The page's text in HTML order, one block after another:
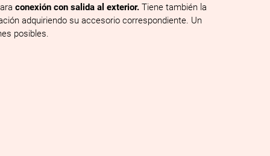
conexión con salida al exterior. Tiene también la
adquiriendo su accesorio correspondiente. Un
posibles.